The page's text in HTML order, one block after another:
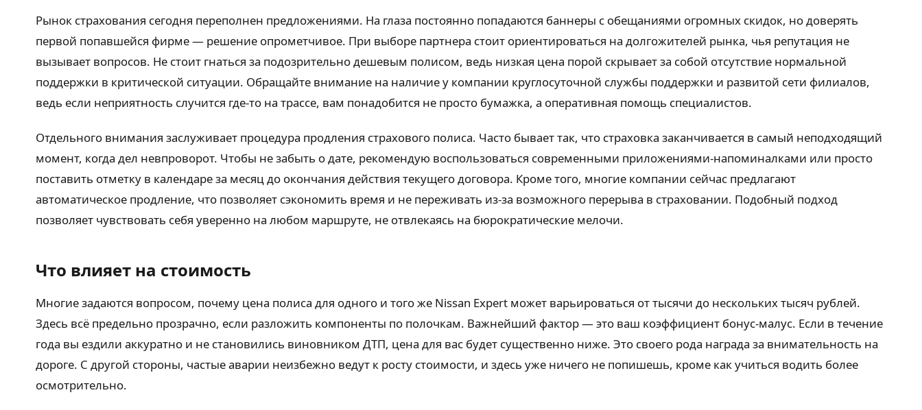
Рынок страхования сегодня переполнен предложениями. На глаза постоянно попадаются баннеры с обещаниями огромных скидок, но доверять
первой попавшейся фирме — решение опрометчивое. При выборе партнера стоит ориентироваться на долгожителей рынка, чья репутация не
вызывает вопросов. Не стоит гнаться за подозрительно дешевым полисом, ведь низкая цена порой скрывает за собой отсутствие нормальной
поддержки в критической ситуации. Обращайте внимание на наличие у компании круглосуточной службы поддержки и развитой сети филиалов,
ведь если неприятность случится где-то на трассе, вам понадобится не просто бумажка, а оперативная помощь специалистов.
Отдельного внимания заслуживает процедура продления страхового полиса. Часто бывает так, что страховка заканчивается в самый неподходящий
момент, когда дел невпроворот. Чтобы не забыть о дате, рекомендую воспользоваться современными приложениями-напоминалками или просто
поставить отметку в календаре за месяц до окончания действия текущего договора. Кроме того, многие компании сейчас предлагают
автоматическое продление, что позволяет сэкономить время и не переживать из-за возможного перерыва в страховании. Подобный подход
позволяет чувствовать себя уверенно на любом маршруте, не отвлекаясь на бюрократические мелочи.
Что влияет на стоимость
Многие задаются вопросом, почему цена полиса для одного и того же Nissan Expert может варьироваться от тысячи до нескольких тысяч рублей.
Здесь всё предельно прозрачно, если разложить компоненты по полочкам. Важнейший фактор — это ваш коэффициент бонус-малус. Если в течение
года вы ездили аккуратно и не становились виновником ДТП, цена для вас будет существенно ниже. Это своего рода награда за внимательность на
дороге. С другой стороны, частые аварии неизбежно ведут к росту стоимости, и здесь уже ничего не попишешь, кроме как учиться водить более
осмотрительно.